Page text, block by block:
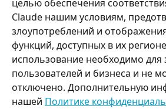
целью обеспечения
Claude нашим условиям,
злоупотреблений и
функций, доступных в их
использование необходимо
пользователей и бизнеса и не
отключено. Дополнительную
нашей Политике